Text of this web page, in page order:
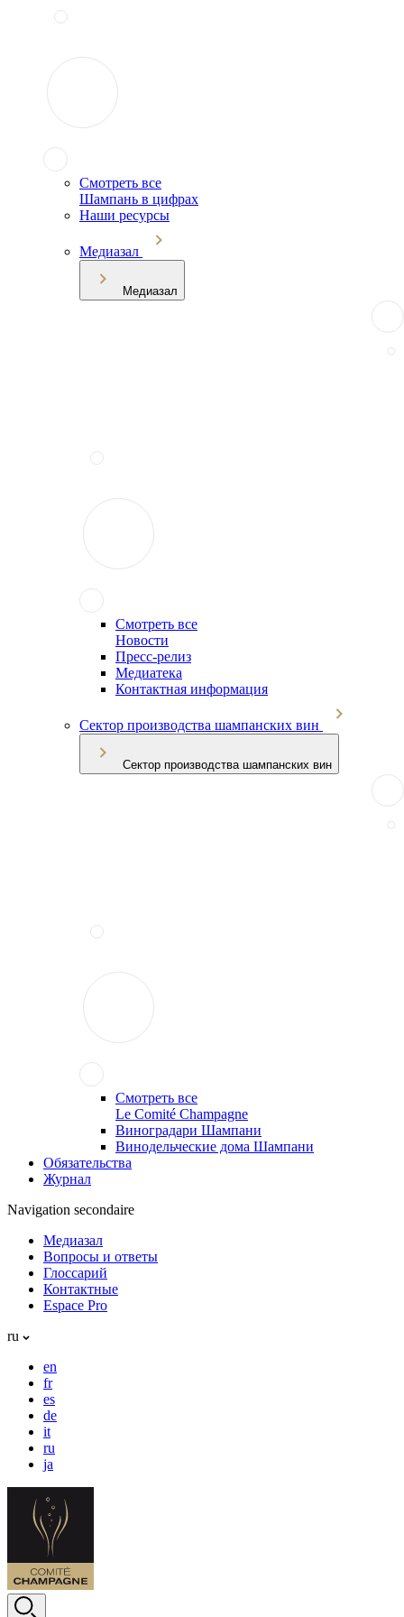
Смотреть все
Шампань в цифрах
Наши ресурсы
Медиазал
Медиазал
Смотреть все
Новости
Пресс-релиз
Медиатека
Контактная информация
Сектор производства шампанских вин
Сектор производства шампанских вин
Смотреть все
Le Comité Champagne
Виноградари Шампани
Винодельческие дома Шампани
Обязательства
Журнал
Navigation secondaire
Медиазал
Вопросы и ответы
Глоссарий
Контактные
Espace Pro
ru
en
fr
es
de
it
ru
ja